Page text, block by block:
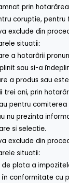
prin
coruptie,
exclude din
situatii:
a hotarârii
sau si-a
a produs sau
trei ani, prin
pentru
nu prezinta
si selectie.
exclude din
situatii:
plata a
conformitate cu